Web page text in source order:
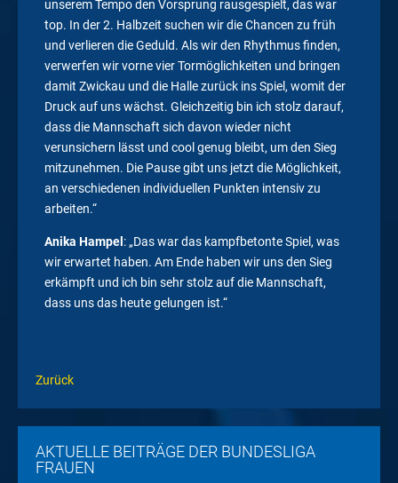
unserem Tempo den Vorsprung rausgespielt, das war
top. In der 2. Halbzeit suchen wir die Chancen zu früh
und verlieren die Geduld. Als wir den Rhythmus finden,
verwerfen wir vorne vier Tormöglichkeiten und bringen
damit Zwickau und die Halle zurück ins Spiel, womit der
Druck auf uns wächst. Gleichzeitig bin ich stolz darauf,
dass die Mannschaft sich davon wieder nicht
verunsichern lässt und cool genug bleibt, um den Sieg
mitzunehmen. Die Pause gibt uns jetzt die Möglichkeit,
an verschiedenen individuellen Punkten intensiv zu
arbeiten.“
Anika Hampel: „Das war das kampfbetonte Spiel, was
wir erwartet haben. Am Ende haben wir uns den Sieg
erkämpft und ich bin sehr stolz auf die Mannschaft,
dass uns das heute gelungen ist.“
Zurück
AKTUELLE BEITRÄGE DER BUNDESLIGA
FRAUEN